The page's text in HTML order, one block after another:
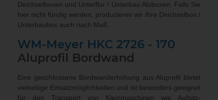
Deichselboxen und Unterflur / Unterbau Aluboxen . Falls Sie
hier nicht fündig werden, produzieren wir Ihre Deichselbox /
Unterbaubox auch nach Maß
WM-Meyer HKC 2726 - 170
Aluprofil Bordwand
Eine geschlossene Bordwanderhöhung aus Aluprofil bietet
vielseitige Einsatzmöglichkeiten und ist besonders geeignet
für den Transport von Kleinmaschinen wie Aufsitz-